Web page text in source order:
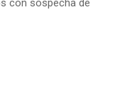
con sospecha de